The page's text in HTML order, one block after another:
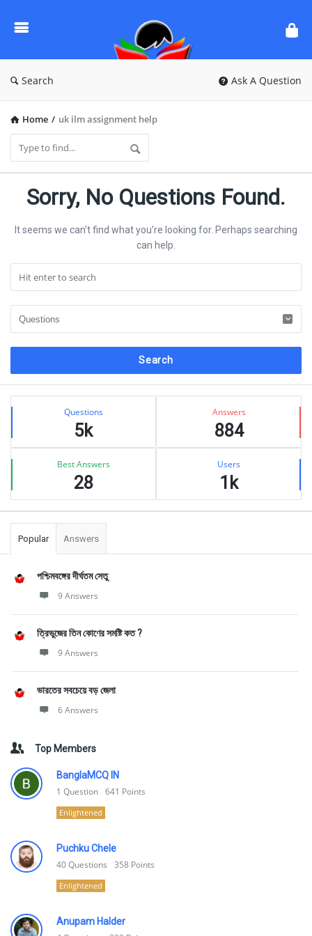
Questions
Search Ask A Question
Home / uk ilm assignment help
Ask
Questions
by
Latest
Sorry, No Questions Found.
It seems we can’t find what you’re looking for. Perhaps searching
can help.
Sidebar
Stats Questions
5k
Answers
884
Best Answers
28
Users
1k
Popular Answers
পশ্চিমবঙ্গের দীর্ঘতম সেতু
9 Answers
ত্রিভুজের তিন কোণের সমষ্টি কত ?
9 Answers
ভারতের সবচেয়ে বড় জেলা
6 Answers
Top Members
BanglaMCQ IN
1 Question 641 Points
Enlightened
Puchku Chele
40Questions 358 Points
Enlightened
Anupam Halder